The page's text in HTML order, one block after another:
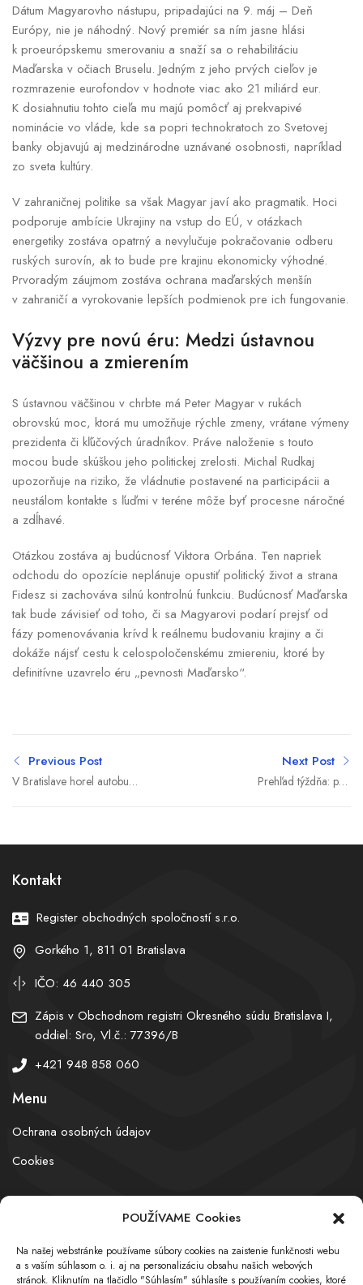
POUŽÍVAME Cookies
Na našej webstránke používame súbory cookies na zaistenie funkčnosti webu
a s vaším súhlasom o. i. aj na personalizáciu obsahu našich webových
stránok. Kliknutím na tlačidlo "Súhlasím" súhlasíte s používaním cookies, ktoré
Dátum Magyarovho nástupu, pripadajúci na 9. máj – Deň
Európy, nie je náhodný. Nový premiér sa ním jasne hlási
k proeurópskemu smerovaniu a snaží sa o rehabilitáciu
Maďarska v očiach Bruselu. Jedným z jeho prvých cieľov je
rozmrazenie eurofondov v hodnote viac ako 21 miliárd eur.
K dosiahnutiu tohto cieľa mu majú pomôcť aj prekvapivé
nominácie vo vláde, kde sa popri technokratoch zo Svetovej
banky objavujú aj medzinárodne uznávané osobnosti, napríklad
zo sveta kultúry.
V zahraničnej politike sa však Magyar javí ako pragmatik. Hoci
podporuje ambície Ukrajiny na vstup do EÚ, v otázkach
energetiky zostáva opatrný a nevylučuje pokračovanie odberu
ruských surovín, ak to bude pre krajinu ekonomicky výhodné.
Prvoradým záujmom zostáva ochrana maďarských menšín
v zahraničí a vyrokovanie lepších podmienok pre ich fungovanie.
Výzvy pre novú éru: Medzi ústavnou
väčšinou a zmierením
S ústavnou väčšinou v chrbte má Peter Magyar v rukách
obrovskú moc, ktorá mu umožňuje rýchle zmeny, vrátane výmeny
prezidenta či kľúčových úradníkov. Práve naloženie s touto
mocou bude skúškou jeho politickej zrelosti. Michal Rudkaj
upozorňuje na riziko, že vládnutie postavené na participácii a
neustálom kontakte s ľuďmi v teréne môže byť procesne náročné
a zdĺhavé.
Otázkou zostáva aj budúcnosť Viktora Orbána. Ten napriek
odchodu do opozície neplánuje opustiť politický život a strana
Fidesz si zachováva silnú kontrolnú funkciu. Budúcnosť Maďarska
tak bude závisieť od toho, či sa Magyarovi podarí prejsť od
fázy pomenovávania krívd k reálnemu budovaniu krajiny a či
dokáže nájsť cestu k celospoločenskému zmiereniu, ktoré by
definitívne uzavrelo éru „pevnosti Maďarsko“.
Previous Post
V Bratislave horel autobus,
Next Post
Prehľad týždňa: pád
Kontakt
Register obchodných spoločností s.r.o.
Gorkého 1, 811 01 Bratislava
IČO: 46 440 305
Zápis v Obchodnom registri Okresného súdu Bratislava I,
oddiel: Sro, Vl.č.: 77396/B
+421 948 858 060
Menu
Ochrana osobných údajov
Cookies